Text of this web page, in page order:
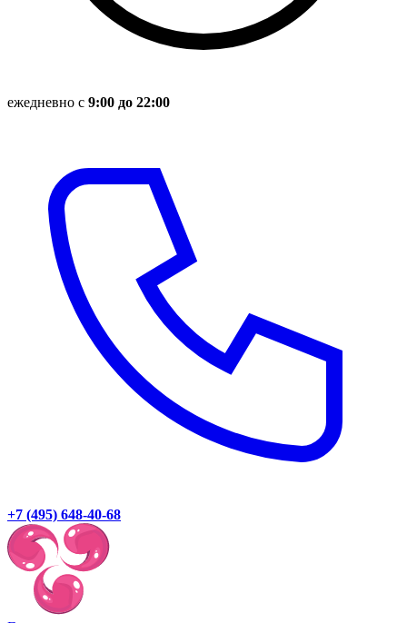
ежедневно с 9:00 до 22:00
+7 (495) 648-40-68